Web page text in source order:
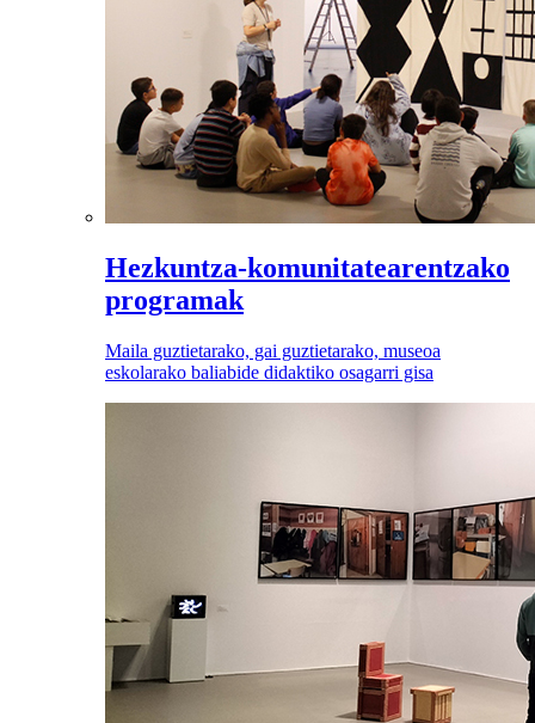
Hezkuntza-komunitatearentzako
programak
Maila guztietarako, gai guztietarako, museoa
eskolarako baliabide didaktiko osagarri gisa